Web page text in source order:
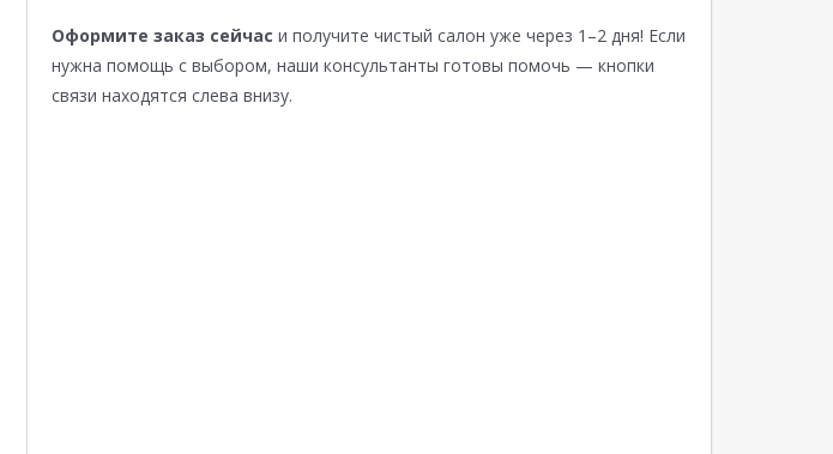
Оформите заказ сейчас и получите чистый салон уже через 1–2 дня! Если
нужна помощь с выбором, наши консультанты готовы помочь — кнопки
связи находятся слева внизу.